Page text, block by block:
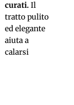
curati. Il
tratto pulito
ed elegante
aiuta a
calarsi